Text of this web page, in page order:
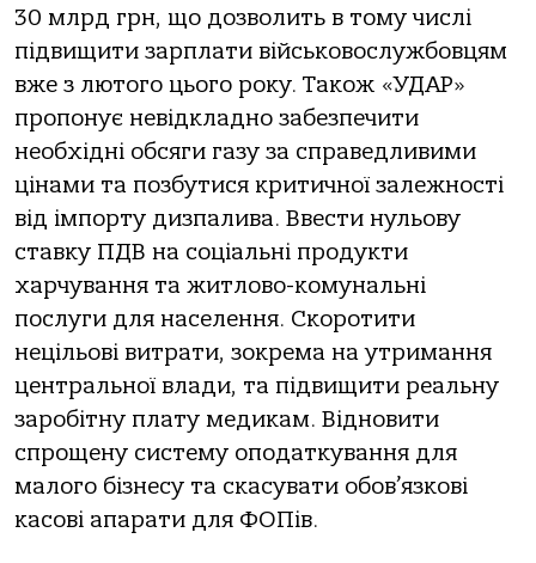
30 млрд грн, що дозволить в тому числі
підвищити зарплати військовослужбовцям
вже з лютого цього року. Також «УДАР»
пропонує невідкладно забезпечити
необхідні обсяги газу за справедливими
цінами та позбутися критичної залежності
від імпорту дизпалива. Ввести нульову
ставку ПДВ на соціальні продукти
харчування та житлово-комунальні
послуги для населення. Скоротити
нецільові витрати, зокрема на утримання
центральної влади, та підвищити реальну
заробітну плату медикам. Відновити
спрощену систему оподаткування для
малого бізнесу та скасувати обов’язкові
касові апарати для ФОПів.